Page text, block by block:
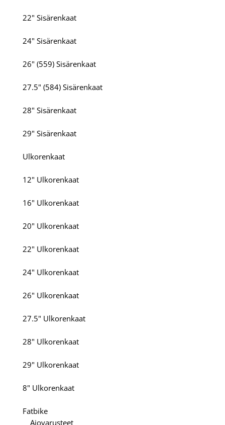
22" Sisärenkaat
24" Sisärenkaat
26" (559) Sisärenkaat
27.5" (584) Sisärenkaat
28" Sisärenkaat
29" Sisärenkaat
Ulkorenkaat
12" Ulkorenkaat
16" Ulkorenkaat
20" Ulkorenkaat
22" Ulkorenkaat
24" Ulkorenkaat
26" Ulkorenkaat
27.5" Ulkorenkaat
28" Ulkorenkaat
29" Ulkorenkaat
8" Ulkorenkaat
Fatbike
Ajovarusteet